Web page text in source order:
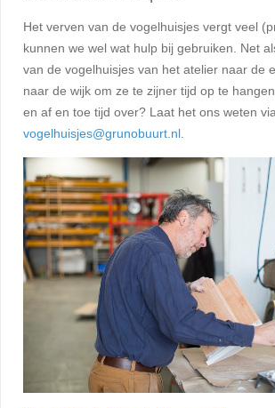
Het verven van de vogelhuisjes vergt veel
kunnen we wel wat hulp bij gebruiken. Net
van de vogelhuisjes van het atelier naar de
naar de wijk om ze te zijner tijd op te
en af en toe tijd over? Laat het ons weten via
vogelhuisjes@grunobuurt.nl